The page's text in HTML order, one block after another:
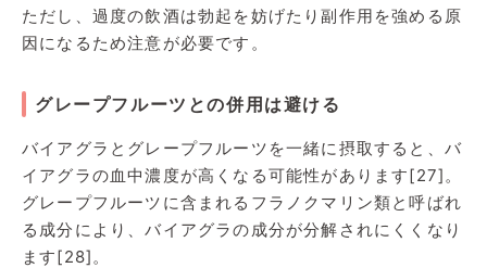
ただし、過度の飲酒は勃起を妨げたり副作用を強める原
因になるため注意が必要です。
グレープフルーツとの併用は避ける
バイアグラとグレープフルーツを一緒に摂取すると、バ
イアグラの血中濃度が高くなる可能性があります[27]。
グレープフルーツに含まれるフラノクマリン類と呼ばれ
る成分により、バイアグラの成分が分解されにくくなり
ます[28]。